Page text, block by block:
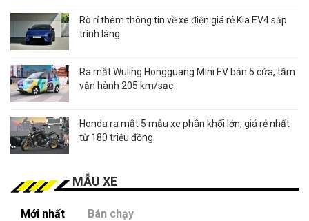
Rò rỉ thêm thông tin về xe điện giá rẻ Kia EV4 sắp
trình làng
Ra mắt Wuling Hongguang Mini EV bản 5 cửa, tầm
vận hành 205 km/sạc
Honda ra mắt 5 mẫu xe phân khối lớn, giá rẻ nhất
từ 180 triệu đồng
MẪU XE
Mới nhất Bán chạy